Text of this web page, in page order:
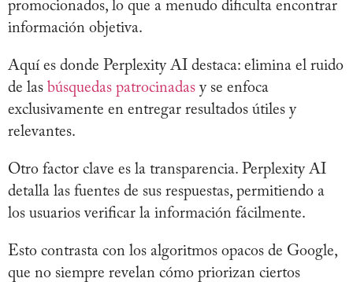
promocionados, lo que a menudo dificulta encontrar
información objetiva.
Aquí es donde Perplexity AI destaca: elimina el ruido
de las búsquedas patrocinadas y se enfoca
exclusivamente en entregar resultados útiles y
relevantes.
Otro factor clave es la transparencia. Perplexity AI
detalla las fuentes de sus respuestas, permitiendo a
los usuarios verificar la información fácilmente.
Esto contrasta con los algoritmos opacos de Google,
que no siempre revelan cómo priorizan ciertos